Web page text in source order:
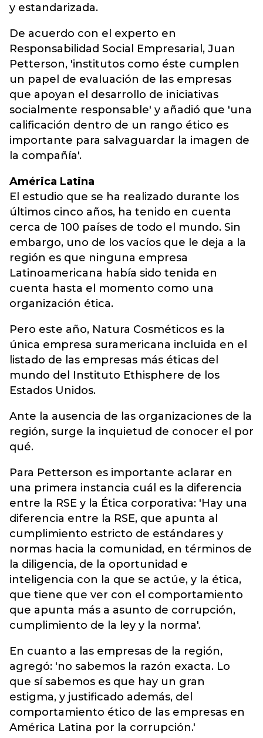
y estandarizada.
De acuerdo con el experto en
Responsabilidad Social Empresarial, Juan
Petterson, 'institutos como éste cumplen
un papel de evaluación de las empresas
que apoyan el desarrollo de iniciativas
socialmente responsable' y añadió que 'una
calificación dentro de un rango ético es
importante para salvaguardar la imagen de
la compañía'.
América Latina
El estudio que se ha realizado durante los
últimos cinco años, ha tenido en cuenta
cerca de 100 países de todo el mundo. Sin
embargo, uno de los vacíos que le deja a la
región es que ninguna empresa
Latinoamericana había sido tenida en
cuenta hasta el momento como una
organización ética.
Pero este año, Natura Cosméticos es la
única empresa suramericana incluida en el
listado de las empresas más éticas del
mundo del Instituto Ethisphere de los
Estados Unidos.
Ante la ausencia de las organizaciones de la
región, surge la inquietud de conocer el por
qué.
Para Petterson es importante aclarar en
una primera instancia cuál es la diferencia
entre la RSE y la Ética corporativa: 'Hay una
diferencia entre la RSE, que apunta al
cumplimiento estricto de estándares y
normas hacia la comunidad, en términos de
la diligencia, de la oportunidad e
inteligencia con la que se actúe, y la ética,
que tiene que ver con el comportamiento
que apunta más a asunto de corrupción,
cumplimiento de la ley y la norma'.
En cuanto a las empresas de la región,
agregó: 'no sabemos la razón exacta. Lo
que sí sabemos es que hay un gran
estigma, y justificado además, del
comportamiento ético de las empresas en
América Latina por la corrupción.'